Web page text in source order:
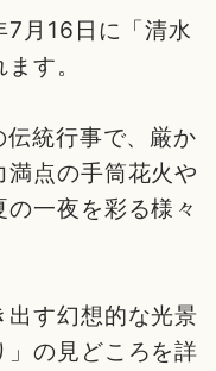
月16日に「清水
す。
統行事で、厳か
点の手筒花火や
一夜を彩る様々
す幻想的な光景
の見どころを詳